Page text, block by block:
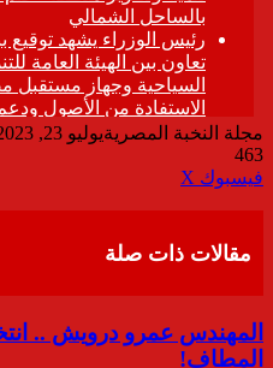
مجلة النخبة المصريةيوليو 23, 2023
463
فيسبوك ‫X
مقالات ذات صلة
المهندس عمرو درويش ..
المطاف!